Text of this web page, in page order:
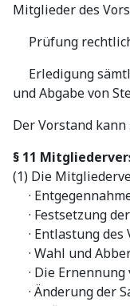
Mitglieder des
Prüfung
Erledigung
und Abgabe von
Der Vorstand
§ 11
(1) Die
·
· Festsetzung
· Entlastung des
· Wahl und
· Die Ernennung
· Änderung der